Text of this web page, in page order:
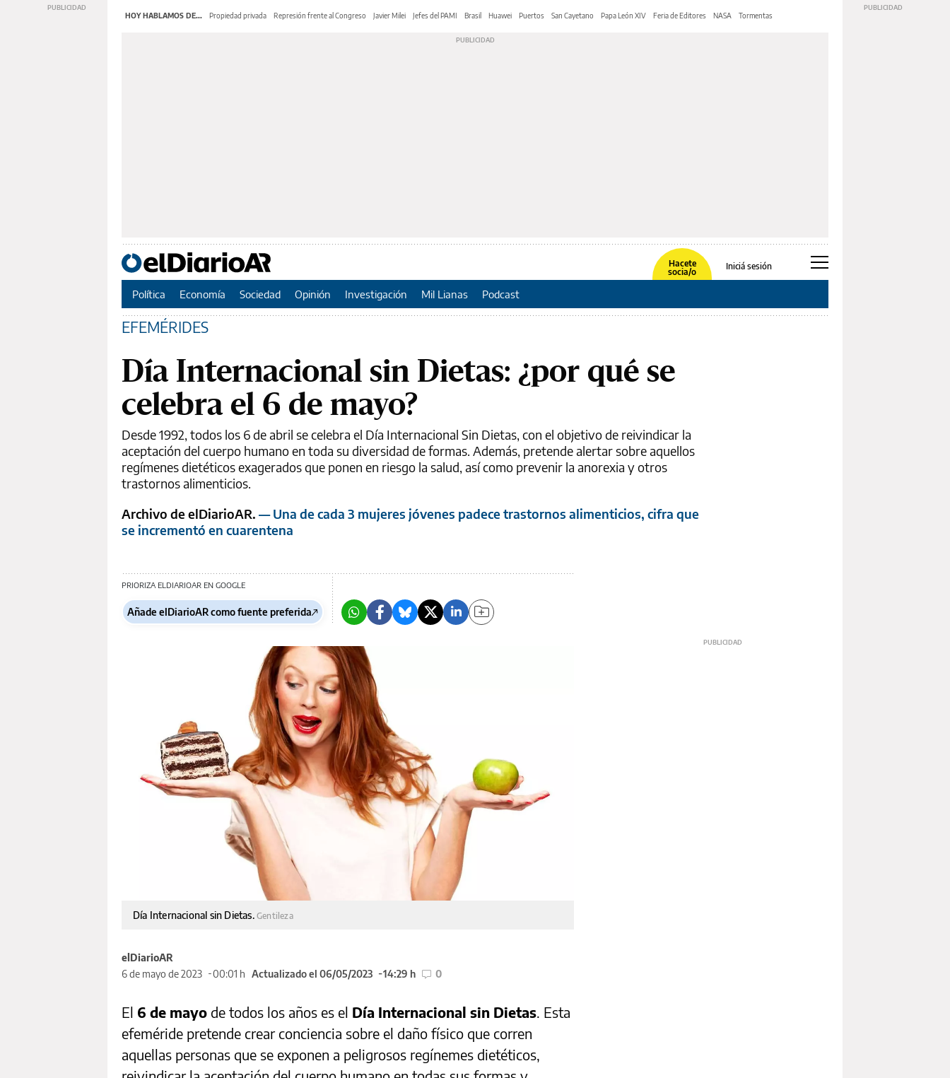
HOY HABLAMOS DE... Propiedad privada Represión frente al Congreso Javier Milei Jefes del PAMI Brasil Huawei Puertos San Cayetano Papa León XIV Feria de Editores NASA Tormentas
Hacete
socia/o
Iniciá sesión
Política Economía Sociedad Opinión Investigación Mil Lianas Podcast
EFEMÉRIDES
Día Internacional sin Dietas: ¿por qué se
celebra el 6 de mayo?
Desde 1992, todos los 6 de abril se celebra el Día Internacional Sin Dietas, con el objetivo de reivindicar la
aceptación del cuerpo humano en toda su diversidad de formas. Además, pretende alertar sobre aquellos
regímenes dietéticos exagerados que ponen en riesgo la salud, así como prevenir la anorexia y otros
trastornos alimenticios.
Archivo de elDiarioAR. — Una de cada 3 mujeres jóvenes padece trastornos alimenticios, cifra que
se incrementó en cuarentena
PRIORIZA ELDIARIOAR EN GOOGLE
Añade elDiarioAR como fuente preferida
Día Internacional sin Dietas. Gentileza
elDiarioAR
6 de mayo de 2023
00:01 h Actualizado el 06/05/2023 14:29 h 0
El 6 de mayo de todos los años es el Día Internacional sin Dietas. Esta
efeméride pretende crear conciencia sobre el daño físico que corren
aquellas personas que se exponen a peligrosos regínemes dietéticos,